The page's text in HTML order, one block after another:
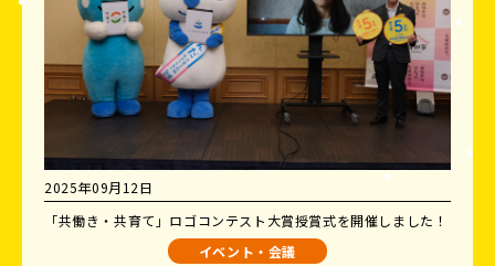
2025年09月12日
「共働き・共育て」ロゴコンテスト大賞授賞式を開催しました！
イベント・会議